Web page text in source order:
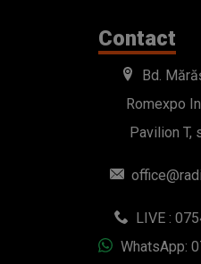
Contact
Bd.
Romexpo
Pavilion T,
LIVE :
WhatsApp: